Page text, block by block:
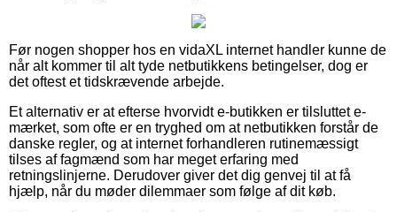
Før nogen shopper hos en vidaXL internet handler kunne de
når alt kommer til alt tyde netbutikkens betingelser, dog er
det oftest et tidskrævende arbejde.
Et alternativ er at efterse hvorvidt e-butikken er tilsluttet e-
mærket, som ofte er en tryghed om at netbutikken forstår de
danske regler, og at internet forhandleren rutinemæssigt
tilses af fagmænd som har meget erfaring med
retningslinjerne. Derudover giver det dig genvej til at få
hjælp, når du møder dilemmaer som følge af dit køb.